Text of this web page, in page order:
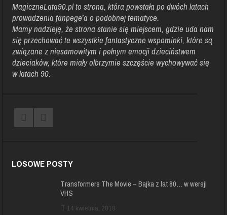
MagiczneLata90.plto strona, która powstała po dwóch latach
prowadzenia fanpege’a o podobnej tematyce.
Mamy nadzieję, że strona stanie się miejscem, gdzie uda nam
się przechować te wszystkie fantastyczne wspominki, które są
związane z niesamowitym i pełnym emocji dzieciństwem
dzieciaków, które miały olbrzymie szczęście wychowywać się
w latach 90.
LOSOWE POSTY
Transformers The Movie – Bajka z lat 80… w wersji
VHS
14 kwietnia, 2018